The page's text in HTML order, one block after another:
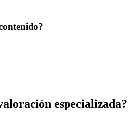
especializada?